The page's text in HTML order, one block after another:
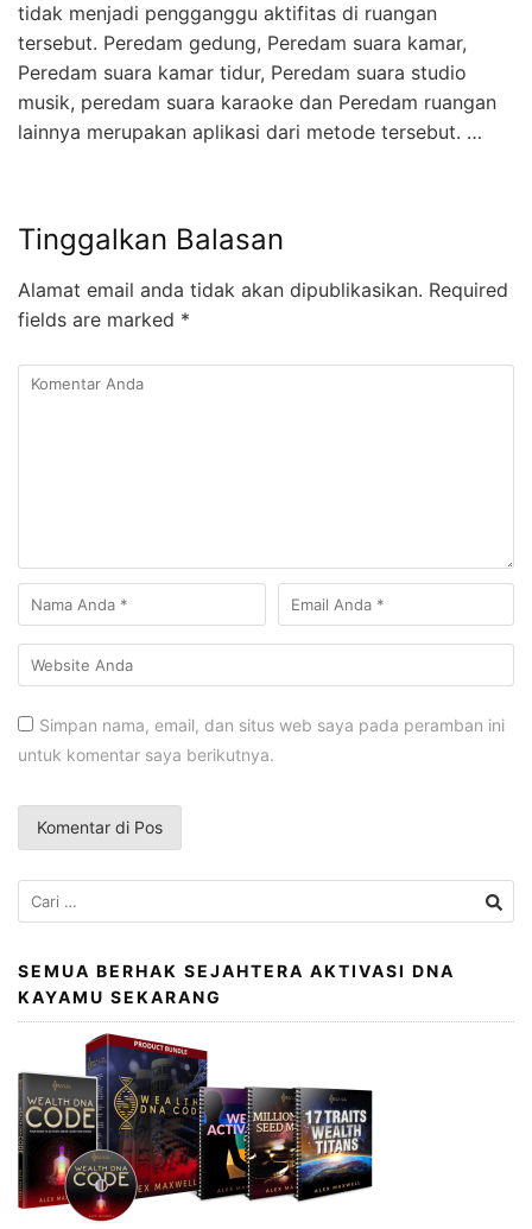
tidak menjadi pengganggu aktifitas di ruangan
tersebut. Peredam gedung, Peredam suara kamar,
Peredam suara kamar tidur, Peredam suara studio
musik, peredam suara karaoke dan Peredam ruangan
lainnya merupakan aplikasi dari metode tersebut. …
Tinggalkan Balasan
Alamat email anda tidak akan dipublikasikan. Required
fields are marked *
Simpan nama, email, dan situs web saya pada peramban ini
untuk komentar saya berikutnya.
Cari
untuk:
SEMUA BERHAK SEJAHTERA AKTIVASI DNA
KAYAMU SEKARANG